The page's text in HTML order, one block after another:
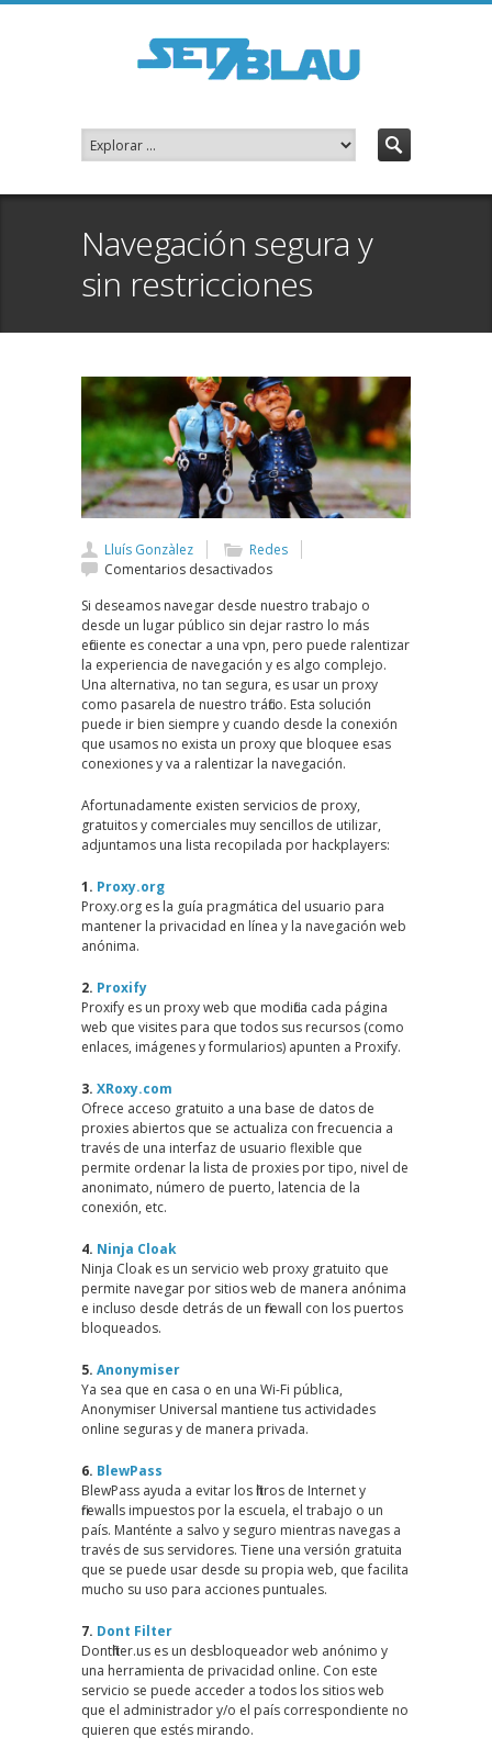
Navegación segura y
sin restricciones
Lluís Gonzàlez
Redes
Comentarios desactivadosen
segura
y
sin
restricciones
Si deseamos navegar desde nuestro trabajo o
desde un lugar público sin dejar rastro lo más
eficiente es conectar a una vpn, pero puede ralentizar
la experiencia de navegación y es algo complejo.
Una alternativa, no tan segura, es usar un proxy
como pasarela de nuestro tráfico. Esta solución
puede ir bien siempre y cuando desde la conexión
que usamos no exista un proxy que bloquee esas
conexiones y va a ralentizar la navegación.
Afortunadamente existen servicios de proxy,
gratuitos y comerciales muy sencillos de utilizar,
adjuntamos una lista recopilada por hackplayers:
1. Proxy.org
Proxy.org es la guía pragmática del usuario para
mantener la privacidad en línea y la navegación web
anónima.
2. Proxify
Proxify es un proxy web que modifica cada página
web que visites para que todos sus recursos (como
enlaces, imágenes y formularios) apunten a Proxify.
3. XRoxy.com
Ofrece acceso gratuito a una base de datos de
proxies abiertos que se actualiza con frecuencia a
través de una interfaz de usuario flexible que
permite ordenar la lista de proxies por tipo, nivel de
anonimato, número de puerto, latencia de la
conexión, etc.
4. Ninja Cloak
Ninja Cloak es un servicio web proxy gratuito que
permite navegar por sitios web de manera anónima
e incluso desde detrás de un firewall con los puertos
bloqueados.
5. Anonymiser
Ya sea que en casa o en una Wi-Fi pública,
Anonymiser Universal mantiene tus actividades
online seguras y de manera privada.
6. BlewPass
BlewPass ayuda a evitar los filtros de Internet y
firewalls impuestos por la escuela, el trabajo o un
país. Manténte a salvo y seguro mientras navegas a
través de sus servidores. Tiene una versión gratuita
que se puede usar desde su propia web, que facilita
mucho su uso para acciones puntuales.
7. Dont Filter
Dontfilter.us es un desbloqueador web anónimo y
una herramienta de privacidad online. Con este
servicio se puede acceder a todos los sitios web
que el administrador y/o el país correspondiente no
quieren que estés mirando.